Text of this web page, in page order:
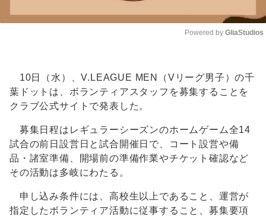
Powered by GliaStudios
10日（水）、V.LEAGUE MEN（Vリーグ男子）の千
葉ドットは、ボランティアスタッフを募集することを
クラブ公式サイトで発表した。
募集日程はレギュラーシーズンのホームゲーム全14
試合の前日設営日と試合開催日で、コート設営や備
品・諸室準備、開場前の準備作業やチケット確認など
その活動は多岐にわたる。
申し込み条件には、高校生以上であること、運営が
指定したボランティア活動に従事すること、募集要項